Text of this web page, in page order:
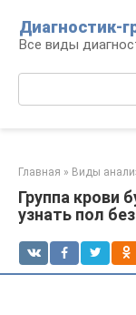
контенту
Диагностик-
Все виды
Главная » Виды
Группа крови
узнать пол